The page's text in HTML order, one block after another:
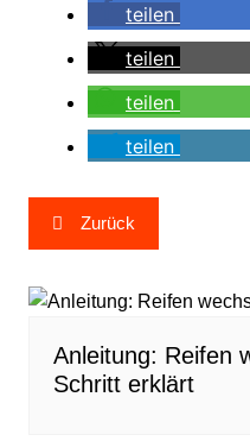
teilen
teilen
teilen
teilen
Zurück
Anleitung: Reifen
Schritt erklärt